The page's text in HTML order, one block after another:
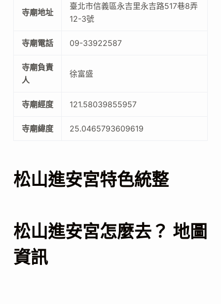
寺廟地址
臺北市信義區永吉里永吉路517巷8弄
12-3號
寺廟電話 09-33922587
寺廟負責
人
徐富盛
寺廟經度 121.58039855957
寺廟緯度 25.0465793609619
松山進安宮特色統整
松山進安宮怎麼去？ 地圖
資訊